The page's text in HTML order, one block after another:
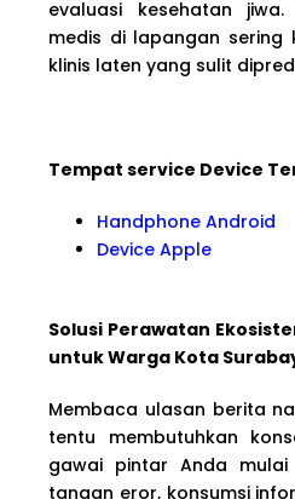
evaluasi kesehatan
medis di lapangan
klinis laten yang sulit
Tempat service Device
Handphone Android
Device Apple
Solusi Perawatan
untuk Warga Kota
Membaca ulasan berita
tentu membutuhkan
gawai pintar Anda mulai
tangan eror, konsumsi